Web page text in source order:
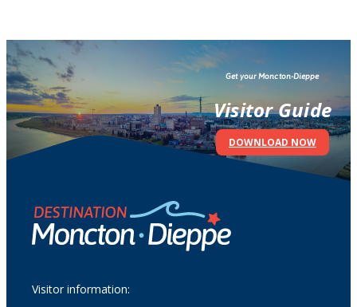
Get your Moncton-Dieppe
Visitor Guide
DOWNLOAD NOW
Visitor information: